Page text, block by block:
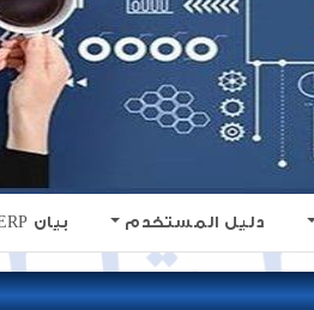
دليل المستخدم بيان ERP للتحول الرقمى